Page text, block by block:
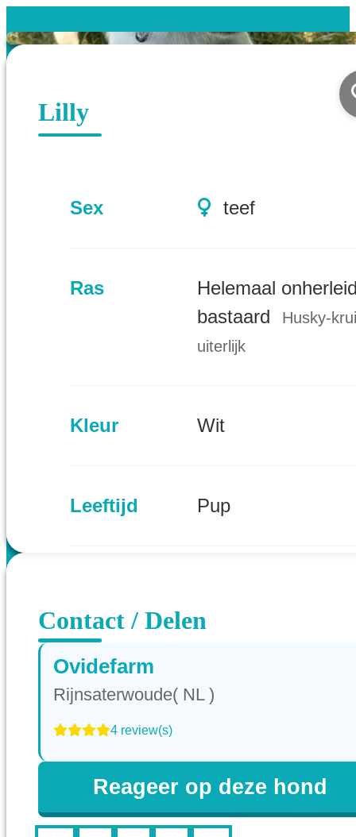
Lilly
Sex teef
Ras
Helemaal
bastaard
Husky-
uiterlijk
Kleur Wit
Leeftijd Pup
Contact / Delen
Ovidefarm
Rijnsaterwoude( NL )
4 review(s)
Reageer op deze hond